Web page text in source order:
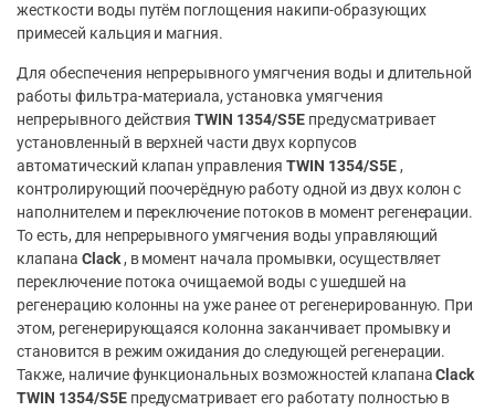
жесткости воды путём поглощения накипи-образующих
примесей кальция и магния.
Для обеспечения непрерывного умягчения воды и длительной
работы фильтра-материала, установка умягчения
непрерывного действияTWIN 1354/S5Eпредусматривает
установленный в верхней части двух корпусов
автоматический клапан управленияTWIN 1354/S5E,
контролирующий поочерёдную работу одной из двух колон с
наполнителем и переключение потоков в момент регенерации.
То есть, для непрерывного умягчения воды управляющий
клапана Clack, в момент начала промывки, осуществляет
переключение потока очищаемой воды с ушедшей на
регенерацию колонны на уже ранее от регенерированную. При
этом, регенерирующаяся колонна заканчивает промывку и
становится в режим ожидания до следующей регенерации.
Также, наличие функциональных возможностей клапанаClack
TWIN 1354/S5Eпредусматривает его работату полностью в